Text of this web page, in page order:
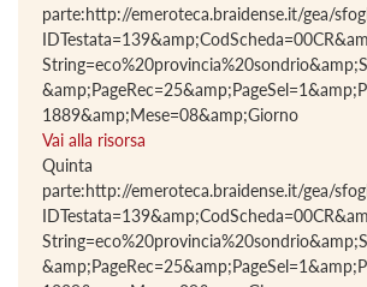
parte:http://emeroteca.braidense.it/gea/
1889&amp;Mese=08&amp;Giorno
Vai alla risorsa
Quinta
parte:http://emeroteca.braidense.it/gea/